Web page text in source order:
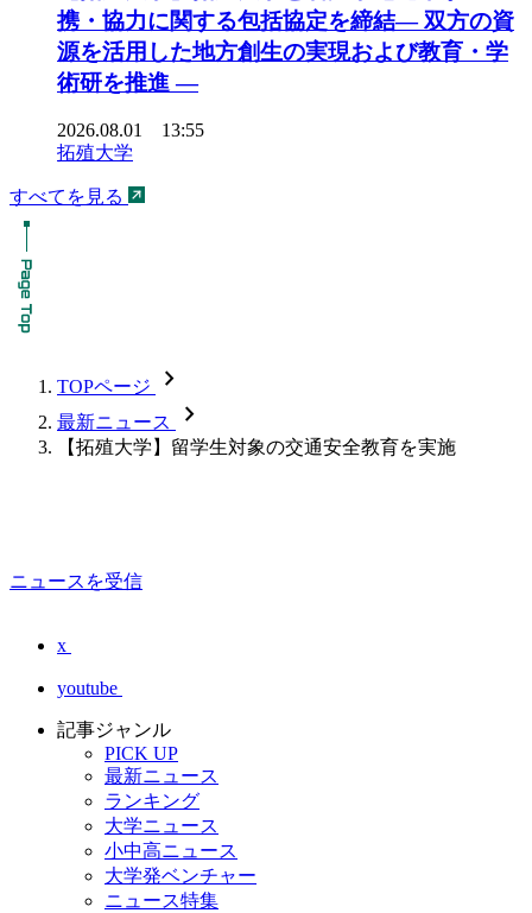
携・協力に関する包括協定を締結― 双方の資
源を活用した地方創生の実現および教育・学
術研を推進 ―
2026.08.01 13:55
拓殖大学
すべてを見る
TOPページ chevron_forward
最新ニュース chevron_forward
【拓殖大学】留学生対象の交通安全教育を実施
ニュースを受信
x
youtube
記事ジャンル
PICK UP
最新ニュース
ランキング
大学ニュース
小中高ニュース
大学発ベンチャー
ニュース特集